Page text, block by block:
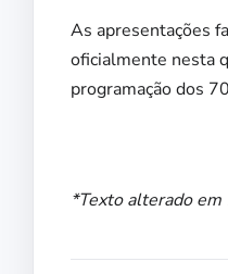
As apresentações
oficialmente nesta
programação dos
*Texto alterado